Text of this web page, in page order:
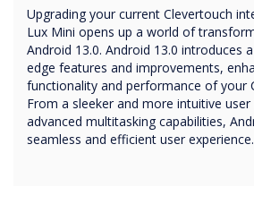
Upgrading your current Clevertouch
Lux Mini opens up a world of
Android 13.0. Android 13.0 introduces
edge features and improvements,
functionality and performance of your
From a sleeker and more intuitive
advanced multitasking capabilities,
seamless and efficient user experience.